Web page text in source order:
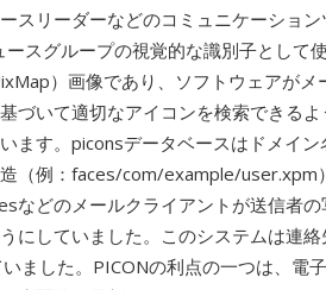
スリーダーなどのコミュニケーショ
スグループの視覚的な識別子として使
）画像であり、ソフトウェアがメ
づいて適切なアイコンを検索できる
ます。piconsデータベースはドメイン
（例：faces/com/example/user.xpm
などのメールクライアントが送信者の
にしていました。このシステムは連
ました。PICONの利点の一つは、電